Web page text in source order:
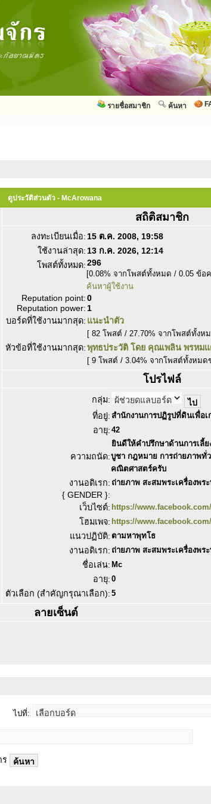
ค้นหา
รายชื่อสมาชิก
ดูประวัติส่วนตัว - McArowana
สถิติสมาชิก
ลงทะเบียนเมื่อ: 15 ต.ค. 2008, 19:58
ใช้งานล่าสุด: 13 ก.ค. 2026, 12:14
โพสต์ทั้งหมด:296
[0.08% จากโพสต์ทั้งหมด / 0.05 ข้อ
ค้นหาผู้ใช้งาน
Reputation point:0
Reputation power: 1
บอร์ดที่ใช้งานมากสุด: แนะนำตัว
[ 82 โพสต์ / 27.70% จากโพสต์ทั้งห
หัวข้อที่ใช้งานมากสุด:พุทธประวัติ โดย คุณเพลิน พรหม
[ 9 โพสต์ / 3.04% จากโพสต์ทั้งหมด
โปรไฟล์
กลุ่ม:
ที่อยู่: สำนักงานการปฏิรูปที่ดินเพื่อเ
อายุ: 42
ความถนัด:
ยินดีให้คำปรึกษาด้านการเลี้ย
บูชา กฎหมาย การถ่ายภาพทั่
คณิตศาสตร์ครับ
งานอดิเรก: ถ่ายภาพ สะสมพระเครื่องพร
{ GENDER }:
เว็บไซต์: https://
โฮมเพจ: https://
แนวปฏิบัติ: ตามหาพุทโธ
งานอดิเรก: ถ่ายภาพ สะสมพระเครื่องพร
ชื่อเล่น: Mc
อายุ: 0
ตัวเลือก (สำคัญกรุณาเลือก): 5
ลายเซ็นต์
ไปที่:
ร